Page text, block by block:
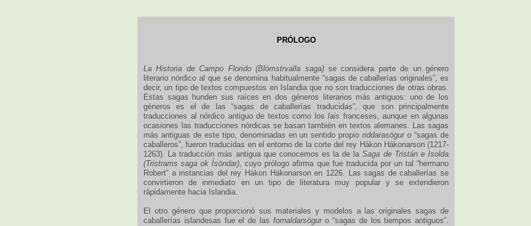
PRÓLOGO
La Historia de Campo Florido (Blómstrvalla saga)se considera parte de un género
literario nórdico al que se denomina habitualmente “sagas de caballerías originales”, es
decir, un tipo de textos compuestos en Islandia que no son traducciones de otras obras.
Estas sagas hunden sus raíces en dos géneros literarios más antiguos: uno de los
géneros es el de las “sagas de caballerías traducidas”, que son principalmente
traducciones al nórdico antiguo de textos como los lais franceses, aunque en algunas
ocasiones las traducciones nórdicas se basan también en textos alemanes. Las sagas
más antiguas de este tipo, denominadas en un sentido propioriddarasöguro “sagas de
caballeros”, fueron traducidas en el entorno de la corte del rey Hákon Hákonarson (1217-
1263). La traducción más antigua que conocemos es la de laSaga de Tristán e Isolda
(Tristrams saga ok Ísöndar), cuyo prólogo afirma que fue traducida por un tal “hermano
Robert” a instancias del rey Hákon Hákonarson en 1226. Las sagas de caballerías se
convirtieron de inmediato en un tipo de literatura muy popular y se extendieron
rápidamente hacia Islandia.
El otro género que proporcionó sus materiales y modelos a las originales sagas de
caballerías islandesas fue el de las fornaldarsöguro “sagas de los tiempos antiguos”.